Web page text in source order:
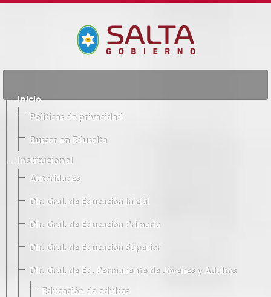
Inicio
Políticas de privacidad
Buscar en Edusalta
Institucional
Autoridades
Dir. Gral. de Educación Inicial
Dir. Gral. de Educación Primaria
Dir. Gral. de Educación Superior
Dir. Gral. de Ed. Permanente de Jóvenes y Adultos
Educación de adultos